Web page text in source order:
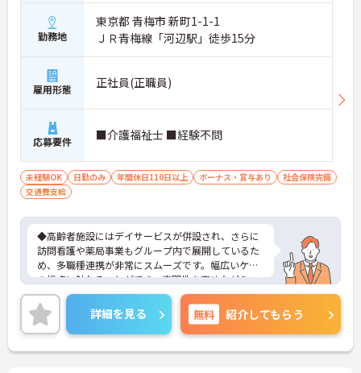
勤務地
東京都 青梅市 新町1-1-1
ＪＲ青梅線「河辺駅」徒歩15分
雇用形態 正社員(正職員)
応募要件 ■介護福祉士 ■経験不問
未経験OK 日勤のみ 年間休日110日以上 ボーナス・賞与あり
社会保険完備
交通費支給
◆高齢者施設にはデイサービスが併設され、さらに
訪問看護や薬局事業もグループ内で展開しているた
め、多職種連携が非常にスムーズです。幅広いケア
の視点に触れることができ、専門性を高めながらス
キルアップできる土壌があります。
◆半年に1回の人事評価・面談で昇給や昇進のチャ
ンスがしっかり用意されています。また、マネジメ
ント職への挑戦も歓迎♪入社後に経験を積みなが
ら、施設長、ブロック長、本部職員など、自分の適
詳細を見る 無料 紹介してもらう